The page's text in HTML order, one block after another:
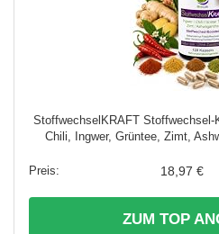
StoffwechselKRAFT Stoffwechsel-
Chili, Ingwer, Grüntee, Zimt,
18,97 €
ZUM TOP